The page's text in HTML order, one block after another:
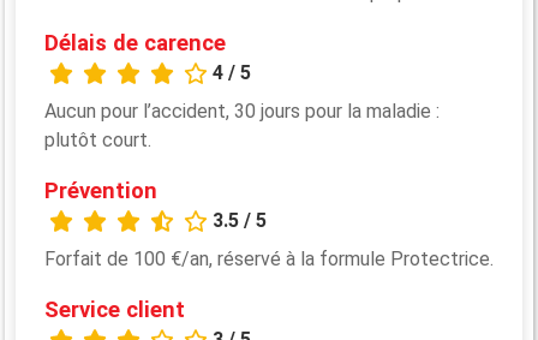
Délais de carence
4 / 5
Aucun pour l’accident, 30 jours pour la maladie :
plutôt court.
Prévention
3.5 / 5
Forfait de 100 €/an, réservé à la formule Protectrice.
Service client